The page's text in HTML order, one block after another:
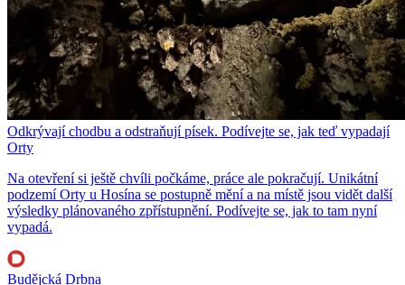
Odkrývají chodbu a odstraňují písek. Podívejte se, jak teď vypadají
Orty
Na otevření si ještě chvíli počkáme, práce ale pokračují. Unikátní
podzemí Orty u Hosína se postupně mění a na místě jsou vidět další
výsledky plánovaného zpřístupnění. Podívejte se, jak to tam nyní
vypadá.
Budějcká Drbna